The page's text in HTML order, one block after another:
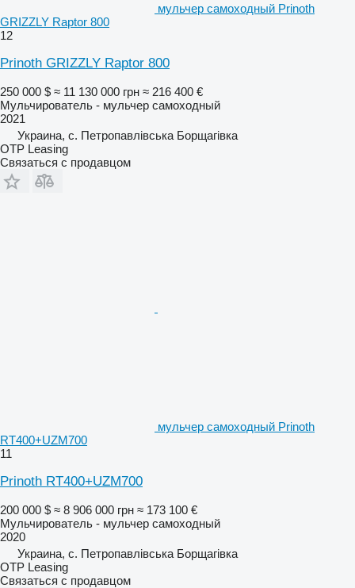
мульчер самоходный Prinoth
GRIZZLY Raptor 800
12
Prinoth GRIZZLY Raptor 800
250 000 $ ≈ 11 130 000 грн ≈ 216 400 €
Мульчирователь - мульчер самоходный
2021
Украина, с. Петропавлівська Борщагівка
OTP Leasing
Связаться с продавцом
мульчер самоходный Prinoth
RT400+UZM700
11
Prinoth RT400+UZM700
200 000 $ ≈ 8 906 000 грн ≈ 173 100 €
Мульчирователь - мульчер самоходный
2020
Украина, с. Петропавлівська Борщагівка
OTP Leasing
Связаться с продавцом